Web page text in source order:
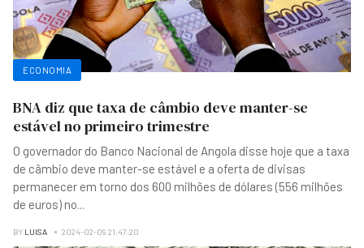
ECONOMIA
BNA diz que taxa de câmbio deve manter-se
estável no primeiro trimestre
O governador do Banco Nacional de Angola disse hoje que a taxa
de câmbio deve manter-se estável e a oferta de divisas
permanecer em torno dos 600 milhões de dólares (556 milhões
de euros) no...
BY LUISA 2024-02-09 21:47:20